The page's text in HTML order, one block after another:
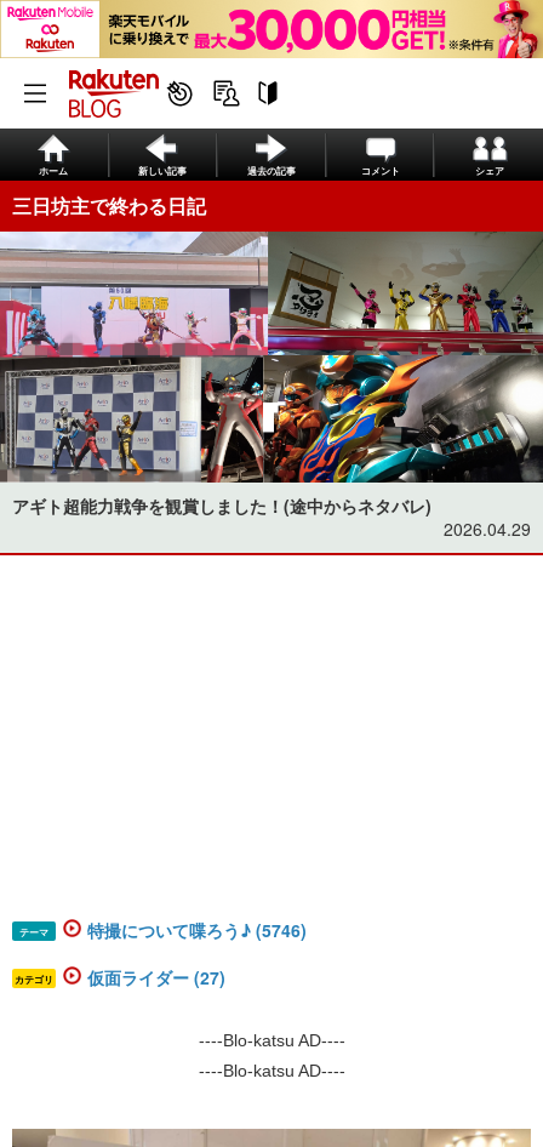
ホーム 新しい記事 過去の記事 コメント シェア
三日坊主で終わる日記
アギト超能力戦争を観賞しました！(途中からネタバレ)
2026.04.29
テーマ 特撮について喋ろう♪ (5746)
カテゴリ 仮面ライダー (27)
----Blo-katsu AD----
----Blo-katsu AD----